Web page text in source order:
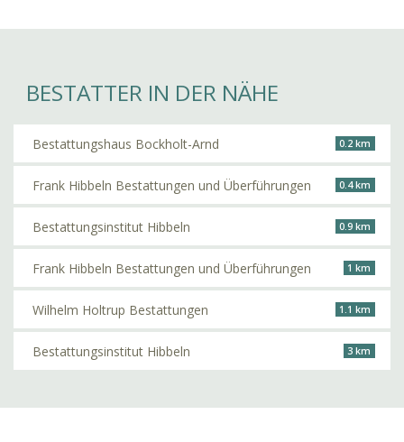
BESTATTER IN DER NÄHE
Bestattungshaus Bockholt-Arnd 0.2 km
Frank Hibbeln Bestattungen und Überführungen 0.4 km
Bestattungsinstitut Hibbeln 0.9 km
Frank Hibbeln Bestattungen und Überführungen 1 km
Wilhelm Holtrup Bestattungen 1.1 km
Bestattungsinstitut Hibbeln 3 km